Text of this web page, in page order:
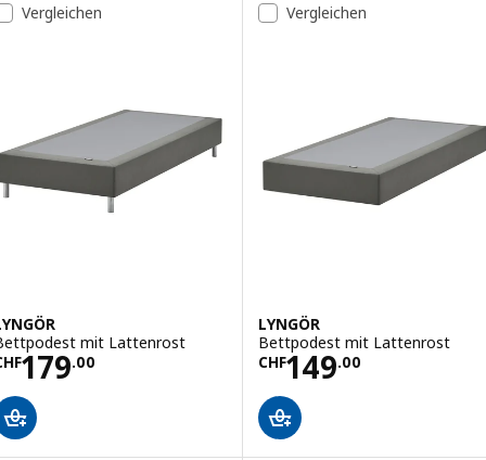
Vergleichen
mit Lattenrost
179.00
CHF 179.00
Vergleichen
LYNGÖR
Bettpodest mit Lattenrost
CHF149.00
Preis CHF